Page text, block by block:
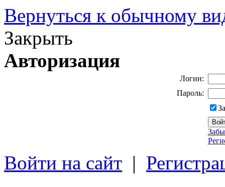
Вернуться к обычному
Закрыть
Авторизация
Логин:
Пароль:
Войти на сайт |